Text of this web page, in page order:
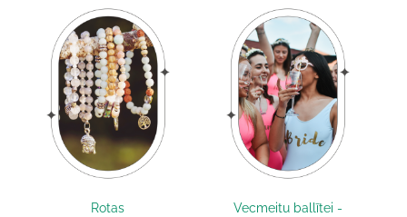
Rotas
Vecmeitu ballītei -